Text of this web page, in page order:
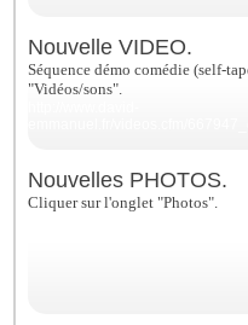
Nouvelle VIDEO.
Séquence démo comédie (self-
"Vidéos/sons".
Nouvelles PHOTOS.
Cliquer sur l'onglet "Photos".